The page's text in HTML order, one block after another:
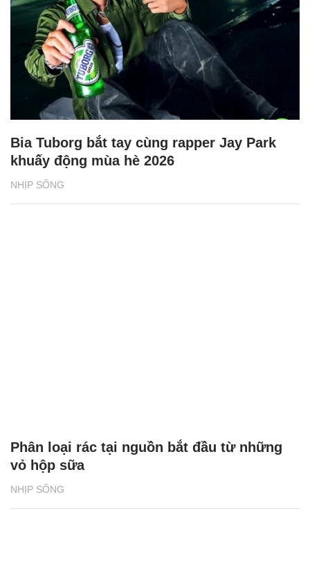
NHỊP SỐNG
Bia Tuborg bắt tay cùng rapper Jay Park
khuấy động mùa hè 2026
NHỊP SỐNG
Phân loại rác tại nguồn bắt đầu từ những
vỏ hộp sữa